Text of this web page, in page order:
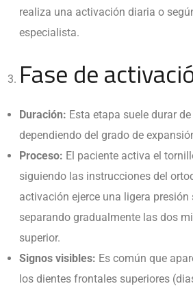
realiza una activación diaria o
especialista.
Fase de
Duración: Esta etapa suele durar
dependiendo del grado de
Proceso: El paciente activa el
siguiendo las instrucciones del
activación ejerce una ligera presión
separando gradualmente las dos
superior.
Signos visibles: Es común que
los dientes frontales superiores